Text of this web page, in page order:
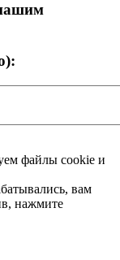
файлы cookie и
вам
нажмите